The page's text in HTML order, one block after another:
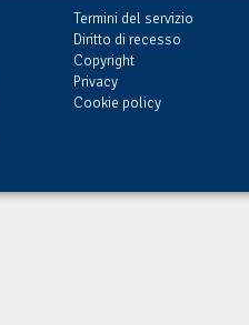
Termini del servizio
Diritto di recesso
Copyright
Privacy
Cookie policy